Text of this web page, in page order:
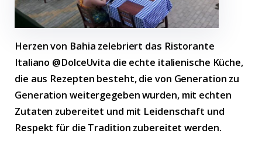
Herzen von Bahia zelebriert das Ristorante
Italiano @DolceUvita die echte italienische Küche,
die aus Rezepten besteht, die von Generation zu
Generation weitergegeben wurden, mit echten
Zutaten zubereitet und mit Leidenschaft und
Respekt für die Tradition zubereitet werden.